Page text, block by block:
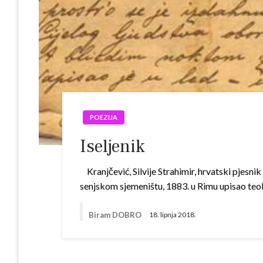
POEZIJA
Iseljenik
Kranjčević, Silvije Strahimir, hrvatski pjesnik
senjskom sjemeništu, 1883. u Rimu upisao
Biram DOBRO 18. lipnja 2018.